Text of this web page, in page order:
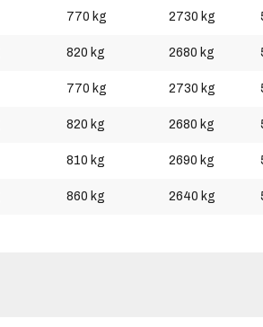
770 kg 2730 kg
820 kg 2680 kg
770 kg 2730 kg
820 kg 2680 kg
810 kg 2690 kg
860 kg 2640 kg